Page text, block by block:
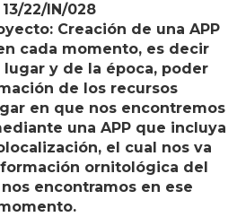
13/22/IN/028
Creación de una APP
cada momento, es decir
y de la época, poder
de los recursos
en que nos encontremos
una APP que incluya
el cual nos va
ornitológica del
encontramos en ese